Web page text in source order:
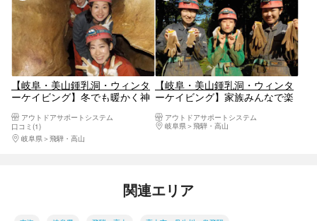
【岐阜・美山鍾乳洞・ウィンタ
ーケイビング】冬でも暖かく神
アウトドアサポートシステム
口コミ(1)
岐阜県
飛騨・高山
【岐阜・美山鍾乳洞・ウィンタ
ーケイビング】家族みんなで楽
ケイビング
アウトドアサポートシステム
岐阜県
飛騨・高山
関連エリア